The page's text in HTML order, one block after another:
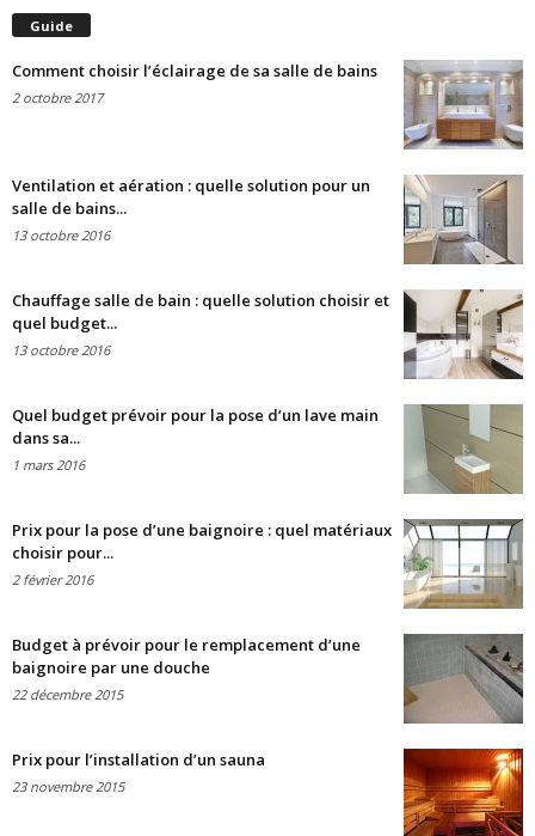
Guide
Comment choisir l’éclairage de sa salle de bains
2 octobre 2017
Ventilation et aération : quelle solution pour un
salle de bains...
13 octobre 2016
Chauffage salle de bain : quelle solution choisir et
quel budget...
13 octobre 2016
Quel budget prévoir pour la pose d’un lave main
dans sa...
1 mars 2016
Prix pour la pose d’une baignoire : quel matériaux
choisir pour...
2 février 2016
Budget à prévoir pour le remplacement d’une
baignoire par une douche
22 décembre 2015
Prix pour l’installation d’un sauna
23 novembre 2015